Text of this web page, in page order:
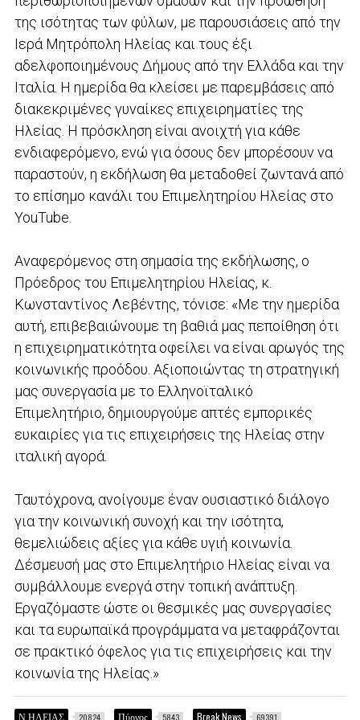
της ισότητας των φύλων, με παρουσιάσεις από την
Ιερά Μητρόπολη Ηλείας και τους έξι
αδελφοποιημένους Δήμους από την Ελλάδα και την
Ιταλία. Η ημερίδα θα κλείσει με παρεμβάσεις από
διακεκριμένες γυναίκες επιχειρηματίες της
Ηλείας. Η πρόσκληση είναι ανοιχτή για κάθε
ενδιαφερόμενο, ενώ για όσους δεν μπορέσουν να
παραστούν, η εκδήλωση θα μεταδοθεί ζωντανά από
το επίσημο κανάλι του Επιμελητηρίου Ηλείας στο
YouTube.
Αναφερόμενος στη σημασία της εκδήλωσης, ο
Πρόεδρος του Επιμελητηρίου Ηλείας, κ.
Κωνσταντίνος Λεβέντης, τόνισε: «Με την ημερίδα
αυτή, επιβεβαιώνουμε τη βαθιά μας πεποίθηση ότι
η επιχειρηματικότητα οφείλει να είναι αρωγός της
κοινωνικής προόδου. Αξιοποιώντας τη στρατηγική
μας συνεργασία με το Ελληνοϊταλικό
Επιμελητήριο, δημιουργούμε απτές εμπορικές
ευκαιρίες για τις επιχειρήσεις της Ηλείας στην
ιταλική αγορά.
Ταυτόχρονα, ανοίγουμε έναν ουσιαστικό διάλογο
για την κοινωνική συνοχή και την ισότητα,
θεμελιώδεις αξίες για κάθε υγιή κοινωνία.
Δέσμευσή μας στο Επιμελητήριο Ηλείας είναι να
συμβάλλουμε ενεργά στην τοπική ανάπτυξη.
Εργαζόμαστε ώστε οι θεσμικές μας συνεργασίες
και τα ευρωπαϊκά προγράμματα να μεταφράζονται
σε πρακτικό όφελος για τις επιχειρήσεις και την
κοινωνία της Ηλείας.»
Ν.ΗΛΕΙΑΣ 20824 Πύργος 5843 Break News 69391